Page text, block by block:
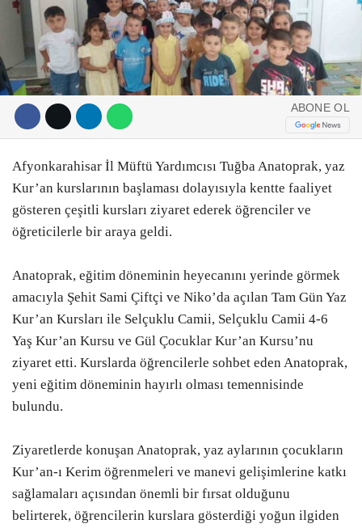
Facebook
ÇEVRE
RESMI İLANLAR
E-GAZETE
CANLI YAYIN
ABONE OL
Afyonkarahisar İl Müftü Yardımcısı Tuğba Anatoprak, yaz
Kur’an kurslarının başlaması dolayısıyla kentte faaliyet
gösteren çeşitli kursları ziyaret ederek öğrenciler ve
öğreticilerle bir araya geldi.
Anatoprak, eğitim döneminin heyecanını yerinde görmek
amacıyla Şehit Sami Çiftçi ve Niko’da açılan Tam Gün Yaz
Kur’an Kursları ile Selçuklu Camii, Selçuklu Camii 4-6
Yaş Kur’an Kursu ve Gül Çocuklar Kur’an Kursu’nu
ziyaret etti. Kurslarda öğrencilerle sohbet eden Anatoprak,
yeni eğitim döneminin hayırlı olması temennisinde
bulundu.
Ziyaretlerde konuşan Anatoprak, yaz aylarının çocukların
Kur’an-ı Kerim öğrenmeleri ve manevi gelişimlerine katkı
sağlamaları açısından önemli bir fırsat olduğunu
belirterek, öğrencilerin kurslara gösterdiği yoğun ilgiden